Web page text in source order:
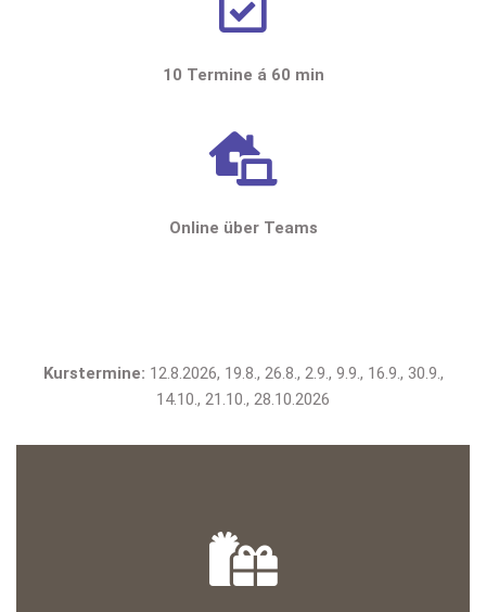
10 Termine á 60 min
Online über Teams
Kurstermine: 12.8.2026, 19.8., 26.8., 2.9., 9.9., 16.9., 30.9.,
14.10., 21.10., 28.10.2026